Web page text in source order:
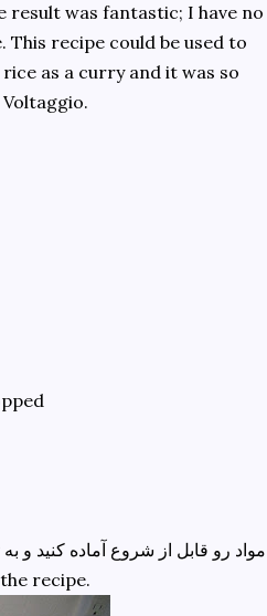
result was fantastic; I have no
recipe could be used to
as a curry and it was so
مواد رو قابل از شروع آماده کنید و به
recipe.